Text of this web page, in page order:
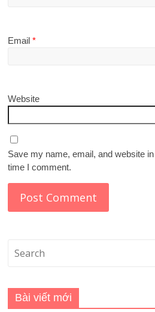
Email*
Website
Save my name, email, and website
time I comment.
Bài viết mới